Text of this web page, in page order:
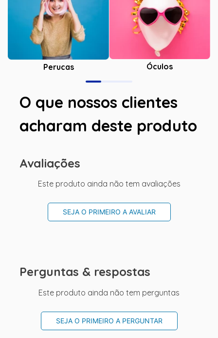
Perucas Óculos
O que nossos clientes
acharam deste produto
Avaliações
Este produto ainda não tem avaliações
SEJA O PRIMEIRO A AVALIAR
Perguntas & respostas
Este produto ainda não tem perguntas
SEJA O PRIMEIRO A PERGUNTAR